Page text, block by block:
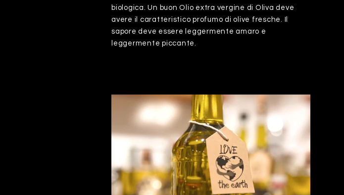
biologica. Un buon Olio extra vergine di Oliva deve
avere il caratteristico profumo di olive fresche. Il
sapore deve essere leggermente amaro e
leggermente piccante.